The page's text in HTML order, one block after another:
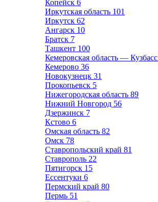
Копейск 6
Иркутская область 101
Иркутск 62
Ангарск 10
Братск 7
Ташкент 100
Кемеровская область — Кузбасс
Кемерово 36
Новокузнецк 31
Прокопьевск 5
Нижегородская область 89
Нижний Новгород 56
Дзержинск 7
Кстово 6
Омская область 82
Омск 78
Ставропольский край 81
Ставрополь 22
Пятигорск 15
Ессентуки 6
Пермский край 80
Пермь 51